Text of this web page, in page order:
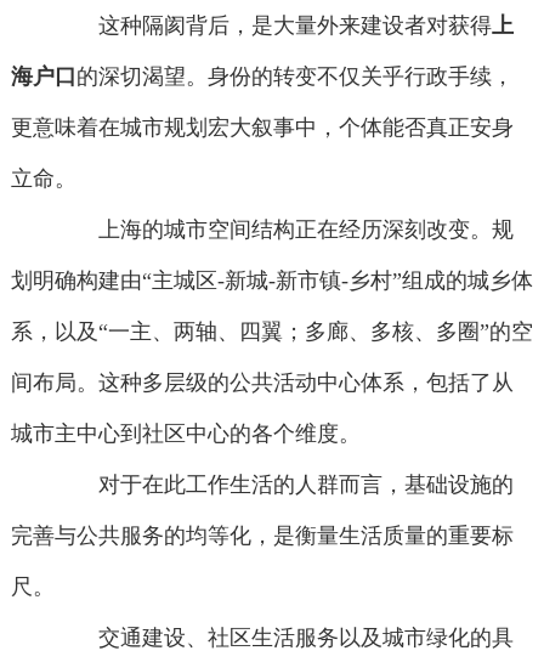
这种隔阂背后，是大量外来建设者对获得上
海户口 的深切渴望。身份的转变不仅关乎行政手续，
更意味着在城市规划宏大叙事中，个体能否真正安身
立命。
上海的城市空间结构正在经历深刻改变。规
划明确构建由“主城区-新城-新市镇-乡村”组成的城乡体
系，以及“一主、两轴、四翼；多廊、多核、多圈”的空
间布局。这种多层级的公共活动中心体系，包括了从
城市主中心到社区中心的各个维度。
对于在此工作生活的人群而言，基础设施的
完善与公共服务的均等化，是衡量生活质量的重要标
尺。
交通建设、社区生活服务以及城市绿化的具